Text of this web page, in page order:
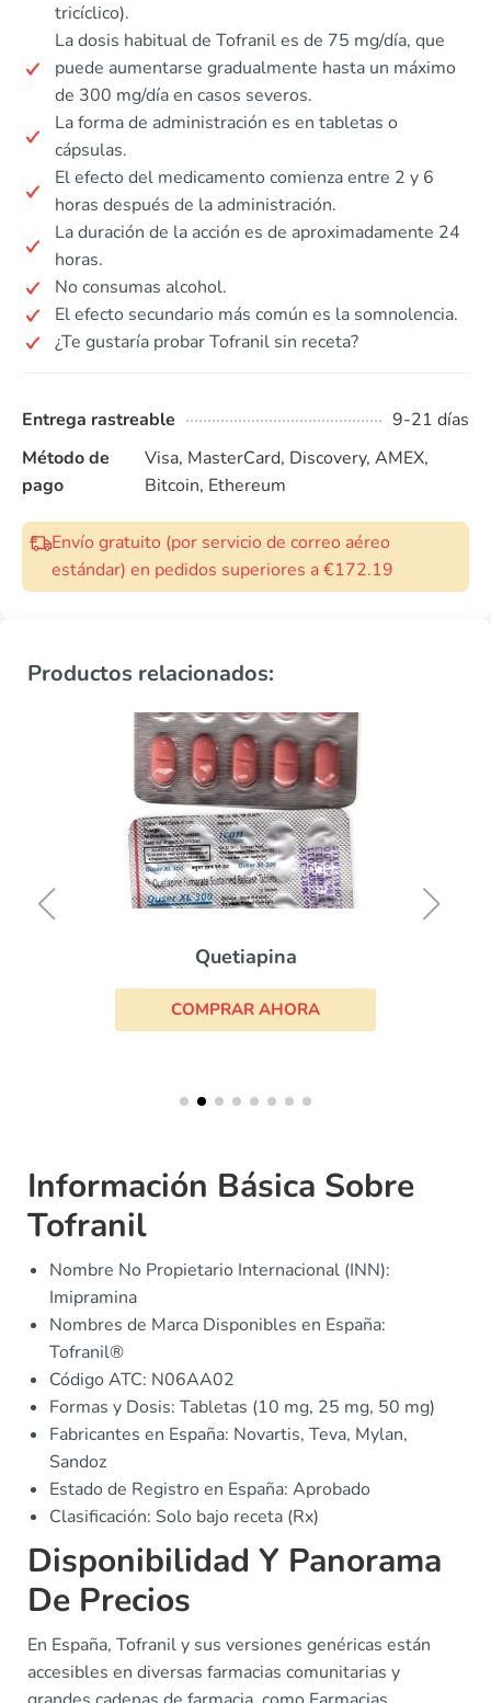
tricíclico).
La dosis habitual de Tofranil es de 75 mg/día, que
puede aumentarse gradualmente hasta un máximo
de 300 mg/día en casos severos.
La forma de administración es en tabletas o
cápsulas.
El efecto del medicamento comienza entre 2 y 6
horas después de la administración.
La duración de la acción es de aproximadamente 24
horas.
No consumas alcohol.
El efecto secundario más común es la somnolencia.
¿Te gustaría probar Tofranil sin receta?
Entrega rastreable
9-21 días
Método de
pago
Visa, MasterCard, Discovery, AMEX,
Bitcoin, Ethereum
Envío gratuito (por servicio de correo aéreo
estándar) en pedidos superiores a €172.19
Productos relacionados:
Quetiapina
COMPRAR AHORA
Información Básica Sobre
Tofranil
Nombre No Propietario Internacional (INN):
Imipramina
Nombres de Marca Disponibles en España:
Tofranil®
Código ATC: N06AA02
Formas y Dosis: Tabletas (10 mg, 25 mg, 50 mg)
Fabricantes en España: Novartis, Teva, Mylan,
Sandoz
Estado de Registro en España: Aprobado
Clasificación: Solo bajo receta (Rx)
Disponibilidad Y Panorama
De Precios
En España, Tofranil y sus versiones genéricas están
accesibles en diversas farmacias comunitarias y